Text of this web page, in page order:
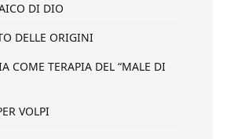
DI DIO
DELLE ORIGINI
COME TERAPIA DEL “MALE DI
VOLPI